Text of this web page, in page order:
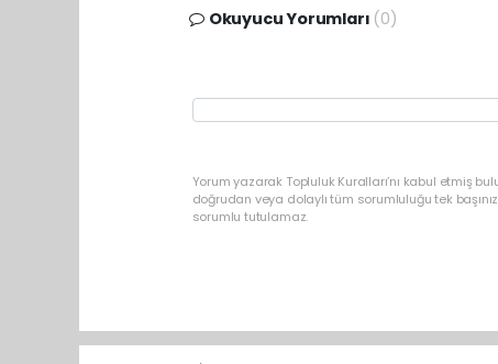
Okuyucu Yorumları (0)
Yorum yazarak Topluluk Kuralları’nı kabul etmiş
doğrudan veya dolaylı tüm sorumluluğu tek
sorumlu tutulamaz.